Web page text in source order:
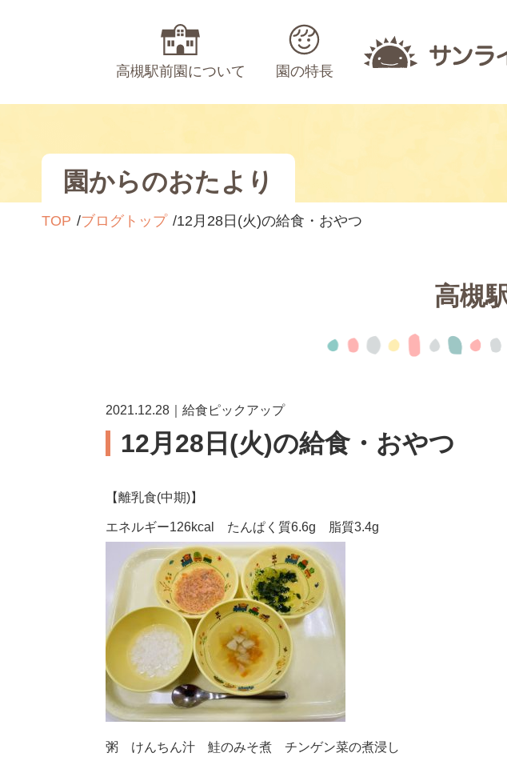
高槻駅前園について 園の特長
園からのおたより
TOP ブログトップ 12月28日(火)の給食・おやつ
高槻
2021.12.28｜給食ピックアップ
12月28日(火)の給食・おやつ
【離乳食(中期)】
エネルギー126kcal たんぱく質6.6g 脂質3.4g
粥 けんちん汁 鮭のみそ煮 チンゲン菜の煮浸し